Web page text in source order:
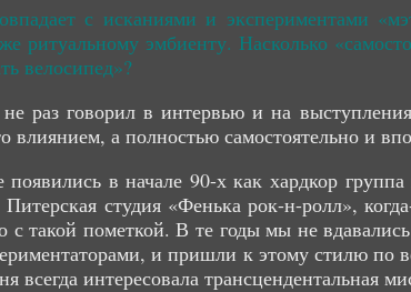
с исканиями и экспериментами
ритуальному эмбиенту. Насколько
велосипед»?
раз говорил в интервью и на
влиянием, а полностью самостоятельно и
в начале 90-х как хардкор
студия «Фенька рок-н-ролл»,
с такой пометкой. В те годы мы не
и пришли к этому стилю
всегда интересовала трансцендентальная